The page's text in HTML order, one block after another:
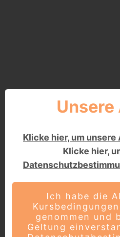
Unsere
Klicke hier, um unsere
Klicke hier,
Ich habe die
genommen und
Geltung